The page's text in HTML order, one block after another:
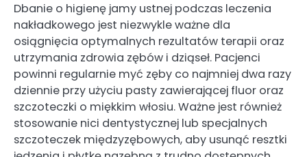
Dbanie o higienę jamy ustnej podczas leczenia
nakładkowego jest niezwykle ważne dla
osiągnięcia optymalnych rezultatów terapii oraz
utrzymania zdrowia zębów i dziąseł. Pacjenci
powinni regularnie myć zęby co najmniej dwa razy
dziennie przy użyciu pasty zawierającej fluor oraz
szczoteczki o miękkim włosiu. Ważne jest również
stosowanie nici dentystycznej lub specjalnych
szczoteczek międzyzębowych, aby usunąć resztki